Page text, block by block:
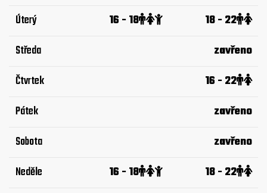
Úterý
16 - 18
18 - 22
Středa
zavřeno
Čtvrtek
16 - 22
Pátek
zavřeno
Sobota
zavřeno
Neděle
16 - 18 18 - 22